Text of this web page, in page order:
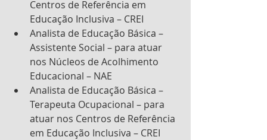
Centros de Referência em
Educação Inclusiva – CREI
Analista de Educação Básica –
Assistente Social – para atuar
nos Núcleos de Acolhimento
Educacional – NAE
Analista de Educação Básica –
Terapeuta Ocupacional – para
atuar nos Centros de Referência
em Educação Inclusiva – CREI